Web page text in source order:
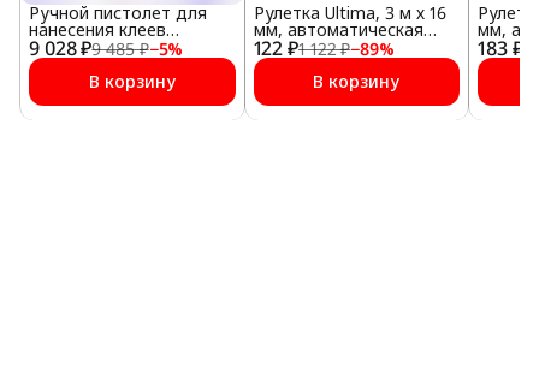
9 028 ₽9 485 ₽−5%
Ручной пистолет для
нанесения клеев
Teroson ET Staku Hand
Gun
В корзину
122 ₽1 122 ₽−89%
Рулетка Ultima, 3 м х 16
мм, автоматическая
фиксация, магнит
В корзину
183 ₽
мм,